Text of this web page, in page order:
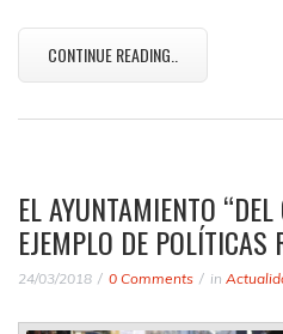
CONTINUE READING..
EL AYUNTAMIENTO
EJEMPLO DE POLÍTICAS
24/03/2018 0 Comments in